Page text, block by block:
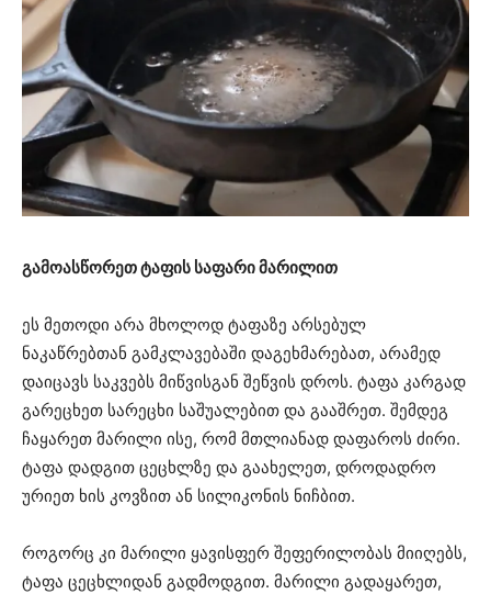
გამოასწორეთ ტაფის საფარი მარილით
ეს მეთოდი არა მხოლოდ ტაფაზე არსებულ
ნაკაწრებთან გამკლავებაში დაგეხმარებათ, არამედ
დაიცავს საკვებს მიწვისგან შეწვის დროს. ტაფა კარგად
გარეცხეთ სარეცხი საშუალებით და გააშრეთ. შემდეგ
ჩაყარეთ მარილი ისე, რომ მთლიანად დაფაროს ძირი.
ტაფა დადგით ცეცხლზე და გაახელეთ, დროდადრო
ურიეთ ხის კოვზით ან სილიკონის ნიჩბით.
როგორც კი მარილი ყავისფერ შეფერილობას მიიღებს,
ტაფა ცეცხლიდან გადმოდგით. მარილი გადაყარეთ,